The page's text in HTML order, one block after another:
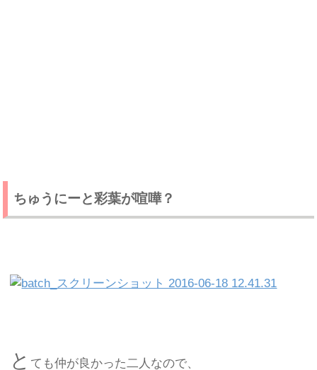
ちゅうにーと彩葉が喧嘩？
と ても仲が良かった二人なので、